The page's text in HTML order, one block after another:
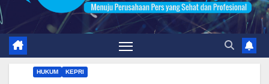
HUKUM KEPRI